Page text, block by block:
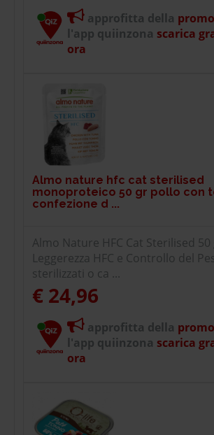
approfitta della promo
l'app quiinzona scarica
ora
Almo nature hfc cat sterilised
monoproteico 50 gr pollo con
confezione d ...
Almo Nature HFC Cat Sterilised 50
Leggerezza HFC e Controllo del
sterilizzati o ca ...
€ 24,96
approfitta della promo
l'app quiinzona scarica
ora